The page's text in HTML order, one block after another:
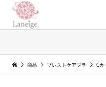
商品 ブレストケアブラ Cカ